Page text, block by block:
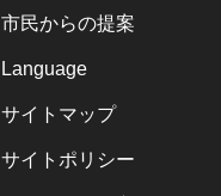
市民からの提案
Language
サイトマップ
サイトポリシー